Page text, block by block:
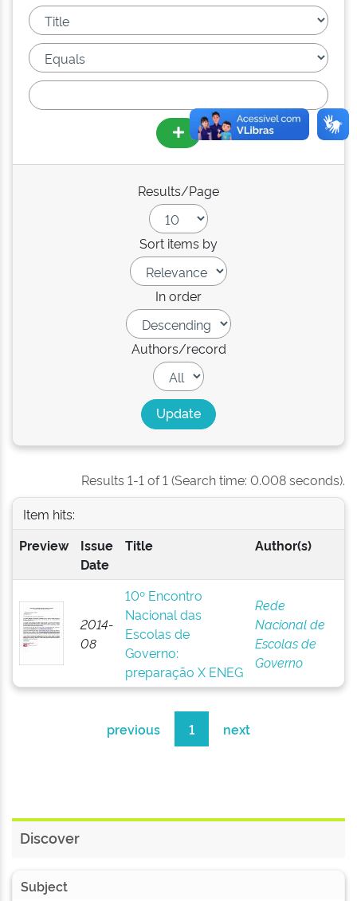
Results/Page
Sort items by
In order
Authors/record
Results 1-1 of 1 (Search time: 0.008 seconds).
Item hits:
Preview
Issue
Date
Title Author(s)
2014-
08
10º Encontro
Nacional das
Escolas de
Governo:
preparação X ENEG
Rede
Nacional de
Escolas de
Governo
previous 1 next
Discover
Subject